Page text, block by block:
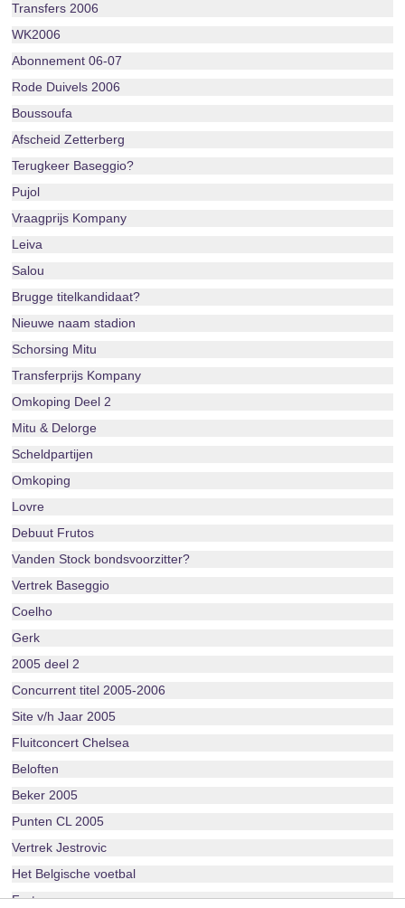
Transfers 2006
WK2006
Abonnement 06-07
Rode Duivels 2006
Boussoufa
Afscheid Zetterberg
Terugkeer Baseggio?
Pujol
Vraagprijs Kompany
Leiva
Salou
Brugge titelkandidaat?
Nieuwe naam stadion
Schorsing Mitu
Transferprijs Kompany
Omkoping Deel 2
Mitu & Delorge
Scheldpartijen
Omkoping
Lovre
Debuut Frutos
Vanden Stock bondsvoorzitter?
Vertrek Baseggio
Coelho
Gerk
2005 deel 2
Concurrent titel 2005-2006
Site v/h Jaar 2005
Fluitconcert Chelsea
Beloften
Beker 2005
Punten CL 2005
Vertrek Jestrovic
Het Belgische voetbal
Frutos